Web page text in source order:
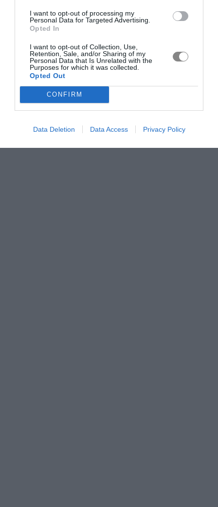
I want to opt-out of processing my
Personal Data for Targeted Advertising.
Opted In
I want to opt-out of Collection, Use,
Retention, Sale, and/or Sharing of my
Personal Data that Is Unrelated with the
Purposes for which it was collected.
Opted Out
CONFIRM
Data Deletion Data Access Privacy Policy